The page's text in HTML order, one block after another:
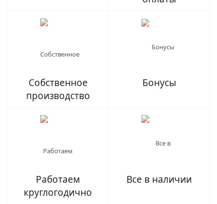
Собственное
производство
Бонусы
Работаем
круглогодично
Все в наличии